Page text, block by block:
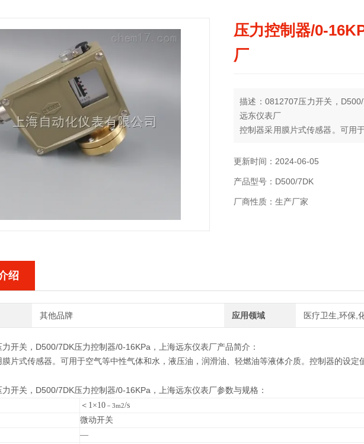
压力控制器/0-
厂
描述：0812707压力开关，
远东仪表厂
控制器采用膜片式传感器。可用
0……2.5 Mpa。
更新时间：2024-06-05
产品型号：D500/7DK
厂商性质：生产厂家
绍
其他品牌 应用领域 医疗卫生,环保,
开关，D500/7DK压力控制器/0-16KPa，上海远东仪表厂产品简介：
膜片式传感器。可用于空气等中性气体和水，液压油，润滑油、轻燃油等液体介质。控制器的设定
开关，D500/7DK压力控制器/0-16KPa，上海远东仪表厂参数与规格：
＜1×10 －3m2/s
微动开关
―